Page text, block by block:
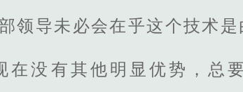
领导未必会在乎这个技术是
在没有其他明显优势，总